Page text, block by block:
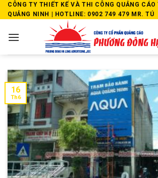
Skip
to
CÔNG TY THIẾT KẾ VÀ THI CÔNG QUẢNG
QUẢNG NINH | HOTLINE: 0902 749 479 MR. TÚ
16
Th6